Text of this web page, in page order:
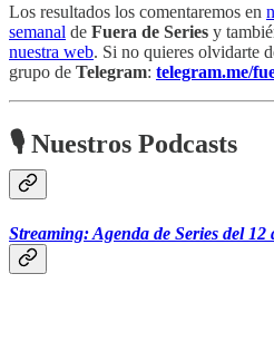
Los resultados los comentaremos en
semanal de Fuera de Series y
nuestra web. Si no quieres olvidarte
grupo de Telegram: telegram.me/
🎙 Nuestros Podcasts
Streaming: Agenda de Series del 12